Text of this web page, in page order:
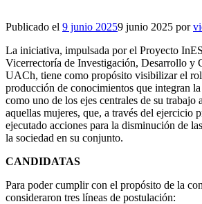
Publicado el 9 junio 20259 junio 2025 por
La iniciativa, impulsada por el Proyecto
Vicerrectoría de Investigación, Desarrollo y
UACh, tiene como propósito visibilizar el rol
producción de conocimientos que integran
como uno de los ejes centrales de su trabajo
aquellas mujeres, que, a través del ejercicio
ejecutado acciones para la disminución de
la sociedad en su conjunto.
CANDIDATAS
Para poder cumplir con el propósito de la
consideraron tres líneas de postulación: